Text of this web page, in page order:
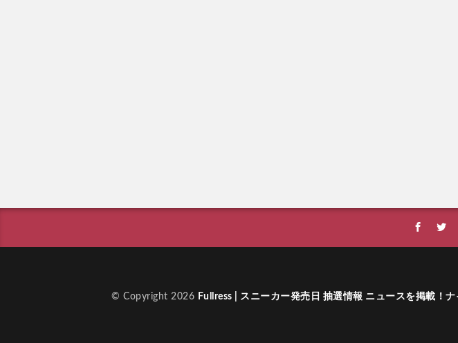
© Copyright 2026 Fullress | スニーカー発売日 抽選情報 ニュースを掲載！